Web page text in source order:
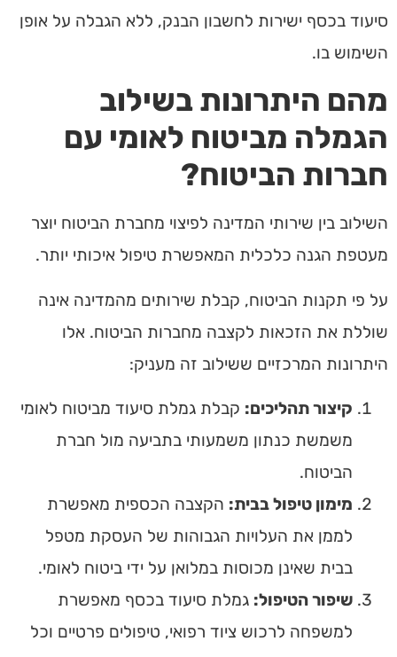
סיעוד בכסף ישירות לחשבון הבנק, ללא הגבלה על אופן
השימוש בו.
מהם היתרונות בשילוב
הגמלה מביטוח לאומי עם
חברות הביטוח?
השילוב בין שירותי המדינה לפיצוי מחברת הביטוח יוצר
מעטפת הגנה כלכלית המאפשרת טיפול איכותי יותר.
על פי תקנות הביטוח, קבלת שירותים מהמדינה אינה
שוללת את הזכאות לקצבה מחברות הביטוח. אלו
היתרונות המרכזיים ששילוב זה מעניק:
קיצור תהליכים: קבלת גמלת סיעוד מביטוח לאומי
משמשת כנתון משמעותי בתביעה מול חברת
הביטוח.
מימון טיפול בבית: הקצבה הכספית מאפשרת
לממן את העלויות הגבוהות של העסקת מטפל
בבית שאינן מכוסות במלואן על ידי ביטוח לאומי.
שיפור הטיפול: גמלת סיעוד בכסף מאפשרת
למשפחה לרכוש ציוד רפואי, טיפולים פרטיים וכל